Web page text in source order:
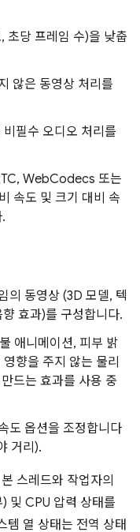
초당 프레임 수)을 낮춥
않은 동영상 처리를
필수 오디오 처리를
WebCodecs 또는
속도 및 크기 대비 속
의 동영상 (3D 모델, 텍
효과)를 구성합니다.
애니메이션, 피부 밝
향을 주지 않는 물리
드는 효과를 사용 중
도 옵션을 조정합니다
거리).
스레드와 작업자의
및 CPU 압력 상태를
템 열 상태는 전역 상태